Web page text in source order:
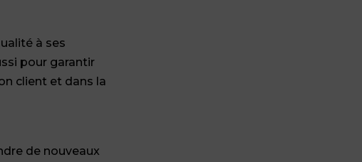
à ses
pour garantir
client et dans la
de nouveaux